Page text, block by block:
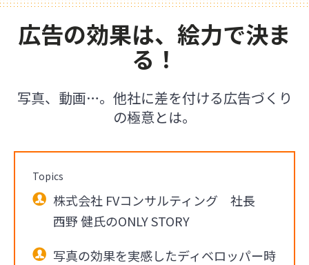
広告の効果は、絵力で決ま
る！
写真、動画…。他社に差を付ける広告づくり
の極意とは。
Topics
株式会社 FVコンサルティング 社長
西野 健氏のONLY STORY
写真の効果を実感したディベロッパー時